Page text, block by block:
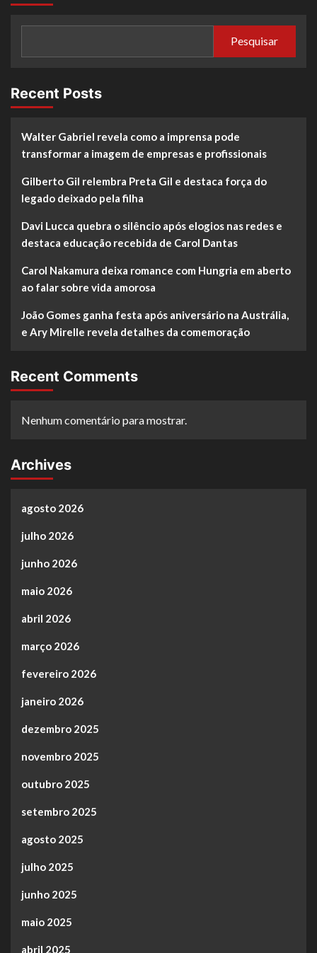
Pesquisar
Recent Posts
Walter Gabriel revela como a imprensa pode
transformar a imagem de empresas e profissionais
Gilberto Gil relembra Preta Gil e destaca força do
legado deixado pela filha
Davi Lucca quebra o silêncio após elogios nas redes e
destaca educação recebida de Carol Dantas
Carol Nakamura deixa romance com Hungria em aberto
ao falar sobre vida amorosa
João Gomes ganha festa após aniversário na Austrália,
e Ary Mirelle revela detalhes da comemoração
Recent Comments
Nenhum comentário para mostrar.
Archives
agosto 2026
julho 2026
junho 2026
maio 2026
abril 2026
março 2026
fevereiro 2026
janeiro 2026
dezembro 2025
novembro 2025
outubro 2025
setembro 2025
agosto 2025
julho 2025
junho 2025
maio 2025
abril 2025